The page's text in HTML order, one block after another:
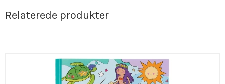
Relaterede produkter